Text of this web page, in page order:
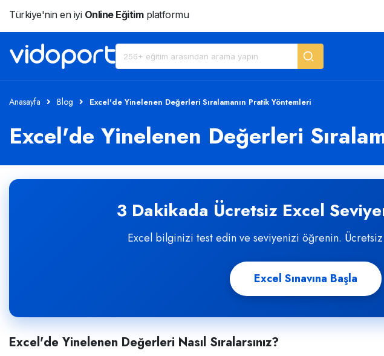
Türkiye'nin en iyi Online Eğitimplatformu
Anasayfa Blog Excel'de Yinelenen Değerleri Sıralamanın Pratik Yöntemleri
Excel'de Yinelenen Değerleri
3 Dakikada Ücretsiz Excel
Excel bilginizi test edin ve seviyenizi öğrenin. Ücretsiz
Excel Sınavına Başla
Excel'de Yinelenen Değerleri Nasıl Sıralarsınız?